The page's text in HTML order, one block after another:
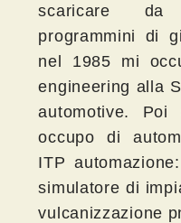
scaricare da
programmini di
nel 1985 mi
engineering alla
automotive.
occupo di
ITP
simulatore di
vulcanizzazione